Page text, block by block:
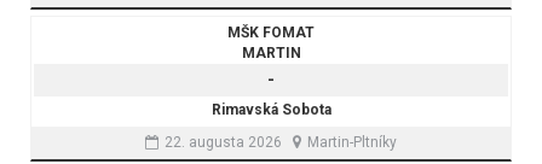
MŠK FOMAT
MARTIN
-
Rimavská Sobota
22. augusta 2026
Martin-Pltníky